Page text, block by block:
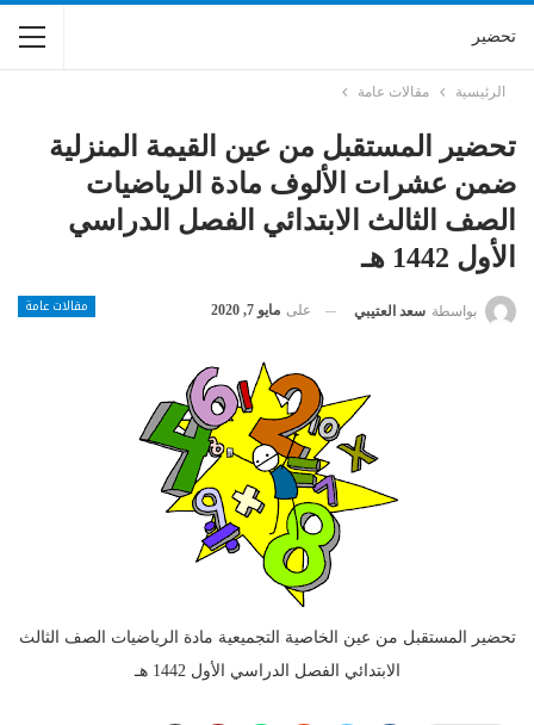
تحضير
الرئيسية مقالات عامة
تحضير المستقبل من عين القيمة المنزلية
ضمن عشرات الألوف مادة الرياضيات
الصف الثالث الابتدائي الفصل الدراسي
الأول 1442 هـ
مقالات عامة بواسطة سعد العتيبي على مايو 7, 2020
تحضير المستقبل من عين الخاصية التجميعية مادة الرياضيات الصف الثالث
الابتدائي الفصل الدراسي الأول 1442 هـ